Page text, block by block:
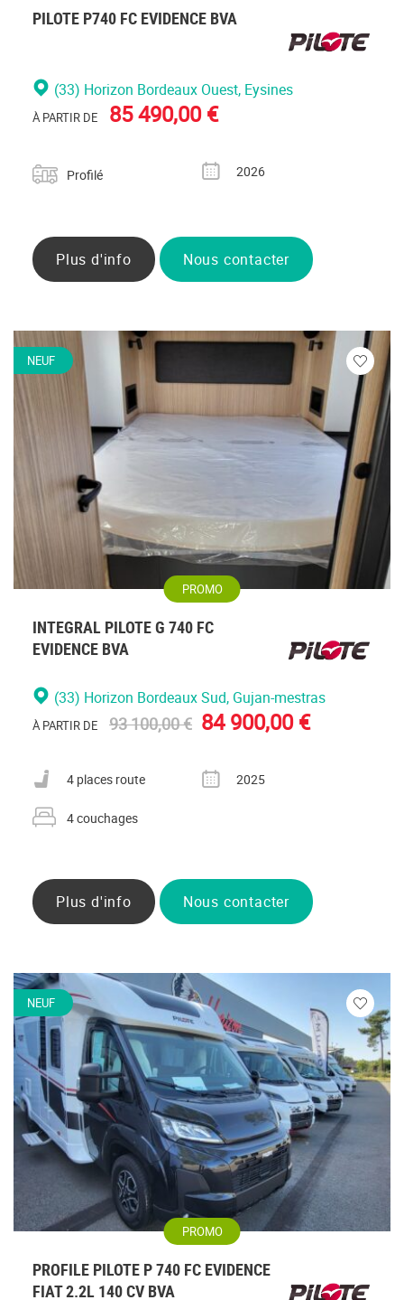
PILOTE P740 FC EVIDENCE BVA
(33) Horizon Bordeaux Ouest, Eysines
À PARTIR DE 85 490,00 €
Catégorie
Profilé
Année
2026
Plus d'info Nous contacter
NEUF
Veuillez
vous
PROMO
INTEGRAL PILOTE G 740 FC
EVIDENCE BVA
(33) Horizon Bordeaux Sud, Gujan-mestras
À PARTIR DE 93 100,00 € 84 900,00 €
Nombre de places carte grise
4 places route
Année
2025
Nombre de couchages
4 couchages
Plus d'info Nous contacter
NEUF
Veuillez
vous
PROMO
PROFILE PILOTE P 740 FC EVIDENCE
FIAT 2.2L 140 CV BVA